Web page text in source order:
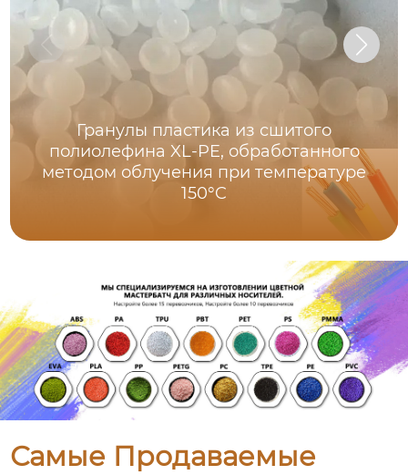
Гранулы пластика из сшитого
полиолефина XL-PE, обработанного
методом облучения при температуре
150°C
Самые Продаваемые